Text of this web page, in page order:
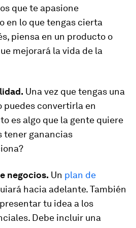
que te apasione
en lo que tengas cierta
piensa en un producto o
mejorará la vida de la
Una vez que tengas una
puedes convertirla en
es algo que la gente quiere
tener ganancias
negocios. Un plan de
hacia adelante. También
tu idea a los
Debe incluir una